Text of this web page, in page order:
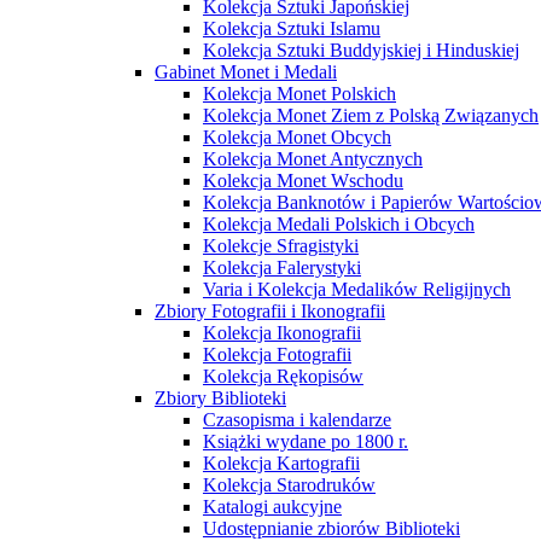
Kolekcja Sztuki Japońskiej
Kolekcja Sztuki Islamu
Kolekcja Sztuki Buddyjskiej i Hinduskiej
Gabinet Monet i Medali
Kolekcja Monet Polskich
Kolekcja Monet Ziem z Polską Związanych
Kolekcja Monet Obcych
Kolekcja Monet Antycznych
Kolekcja Monet Wschodu
Kolekcja Banknotów i Papierów
Kolekcja Medali Polskich i Obcych
Kolekcje Sfragistyki
Kolekcja Falerystyki
Varia i Kolekcja Medalików Religijnych
Zbiory Fotografii i Ikonografii
Kolekcja Ikonografii
Kolekcja Fotografii
Kolekcja Rękopisów
Zbiory Biblioteki
Czasopisma i kalendarze
Książki wydane po 1800 r.
Kolekcja Kartografii
Kolekcja Starodruków
Katalogi aukcyjne
Udostępnianie zbiorów Biblioteki